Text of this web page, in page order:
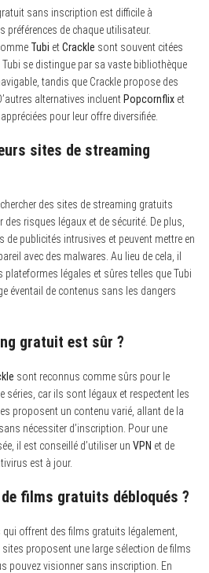
sans inscription est difficile à
préférences de chaque utilisateur.
Tubi etCrackle sont souvent citées
se distingue par sa vaste bibliothèque
tandis que Crackle propose des
alternatives incluentPopcornflixet
pour leur offre diversifiée.
sites de streaming
des sites de streaming gratuits
risques légaux et de sécurité. De plus,
publicités intrusives et peuvent mettre en
avec des malwares. Au lieu de cela, il
plateformes légales et sûres telles que Tubi
éventail de contenus sans les dangers
gratuit est sûr ?
sont reconnus comme sûrs pour le
séries, car ils sont légaux et respectent les
proposent un contenu varié, allant de la
nécessiter d’inscription. Pour une
il est conseillé d’utiliser un VPN et de
est à jour.
films gratuits débloqués ?
offrent des films gratuits légalement,
sites proposent une large sélection de films
pouvez visionner sans inscription. En